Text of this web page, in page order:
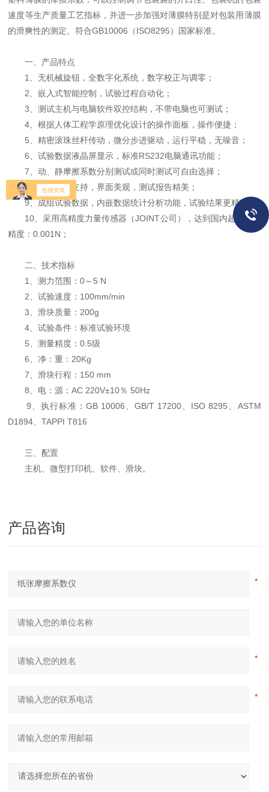
速度等生产质量工艺指标，并进一步加强对薄膜特别是对包装用薄膜
的滑爽性的测定。符合GB10006（ISO8295）国家标准。
一、产品特点
1、无机械旋钮，全数字化系统，数字校正与调零；
2、嵌入式智能控制，试验过程自动化；
3、测试主机与电脑软件双控结构，不带电脑也可测试；
4、根据人体工程学原理优化设计的操作面板，操作便捷；
5、精密滚珠丝杆传动，微分步进驱动，运行平稳，无噪音；
6、试验数据液晶屏显示，标准RS232电脑通讯功能；
7、动、静摩擦系数分别测试或同时测试可自由选择；
8、专业软件支持，界面美观，测试报告精美；
9、成组试验数据，内嵌数据统计分析功能，试验结果更精确；
10、采用高精度力量传感器（JOINT公司），达到国内超高测量
精度：0.001N；
二、技术指标
1、测力范围：0～5 N
2、试验速度：100mm/min
3、滑块质量：200g
4、试验条件：标准试验环境
5、测量精度：0.5级
6、净：重：20Kg
7、滑块行程：150 mm
8、电：源：AC 220V±10％ 50Hz
9、执行标准：GB 10006、GB/T 17200、ISO 8295、ASTM
D1894、TAPPI T816
三、配置
主机、微型打印机、软件、滑块。
产品咨询